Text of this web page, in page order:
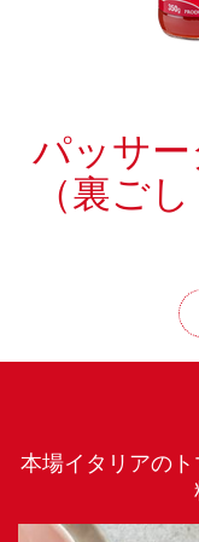
パッサ
（裏ご
本場イタリアの